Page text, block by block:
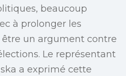
beaucoup
à prolonger les
un argument contre
Le représentant
a exprimé cette